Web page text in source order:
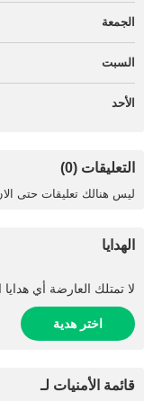
الجمعة
السبت
الأحد
التعليقات (0)
ليس هنالك تعليقات حتى
الهدايا
لا تمتلك العارضة أي
اختر هدية
قائمة الأمنيات لـ